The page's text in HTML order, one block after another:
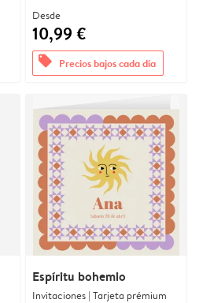
Desde
10,99 €
offers Precios bajos cada día
Espíritu bohemio
Invitaciones | Tarjeta prémium